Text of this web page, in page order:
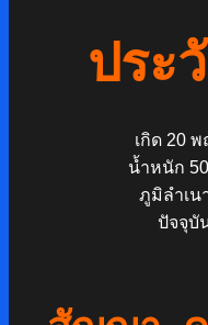
ประ
เกิด 20
น้ำหนัก
ภูมิลำเน
ปัจจุบั